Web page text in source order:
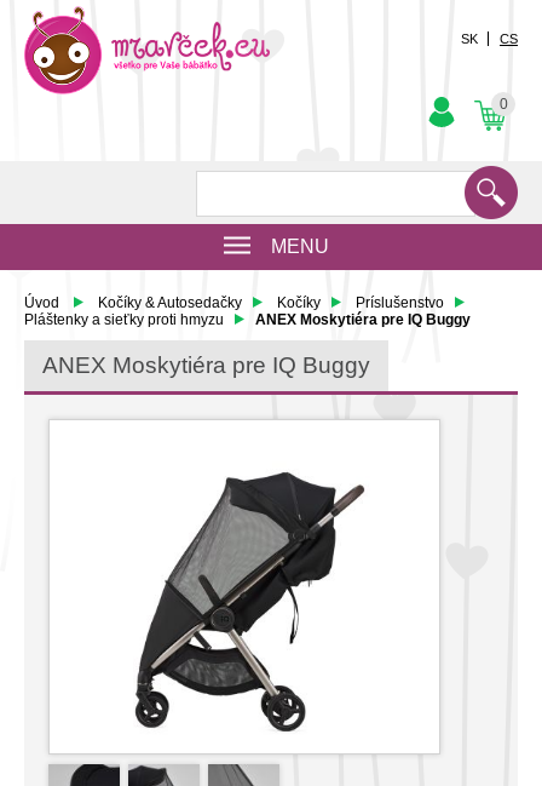
0
SK CS
MENU
Úvod Kočíky & Autosedačky Kočíky
Príslušenstvo
Pláštenky a sieťky proti hmyzu
ANEX Moskytiéra pre IQ Buggy
ANEX Moskytiéra pre IQ Buggy